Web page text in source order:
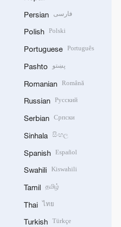
Persian فارسی
Polish Polski
Portuguese Português
Pashto پښتو
Romanian Română
Russian Русский
Serbian Српски
Sinhala සිංහල
Spanish Español
Swahili Kiswahili
Tamil தமிழ்
Thai ไทย
Turkish Türkçe